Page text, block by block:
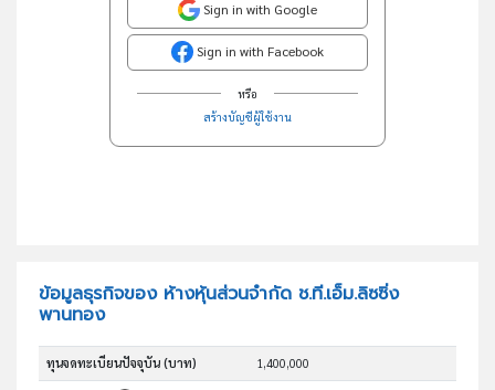
Sign in with Google
Sign in with Facebook
หรือ
สร้างบัญชีผู้ใช้งาน
ข้อมูลธุรกิจของ ห้างหุ้นส่วนจำกัด ช.ที.เอ็ม.ลิซซิ่ง
พานทอง
ทุนจดทะเบียนปัจจุบัน (บาท) 1,400,000